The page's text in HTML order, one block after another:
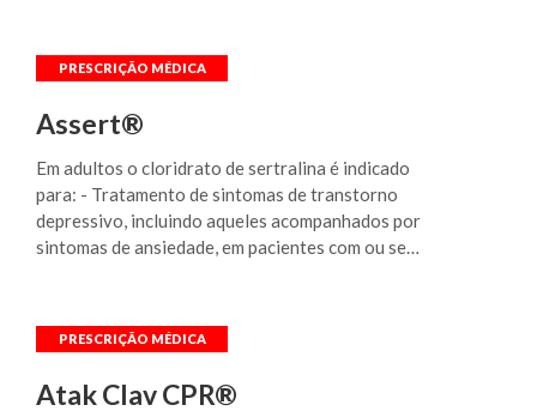
Assert®
Em adultos o cloridrato de sertralina é indicado
para: - Tratamento de sintomas de transtorno
depressivo, incluindo aqueles acompanhados por
sintomas de ansiedade, em pacientes com ou sem
sertralina é eficaz tanto na prevenção de recaída
dos sintomas do episódio inicial de depressão,
outros episódios depressivos; - Tratamento do
Atak Clav CPR®